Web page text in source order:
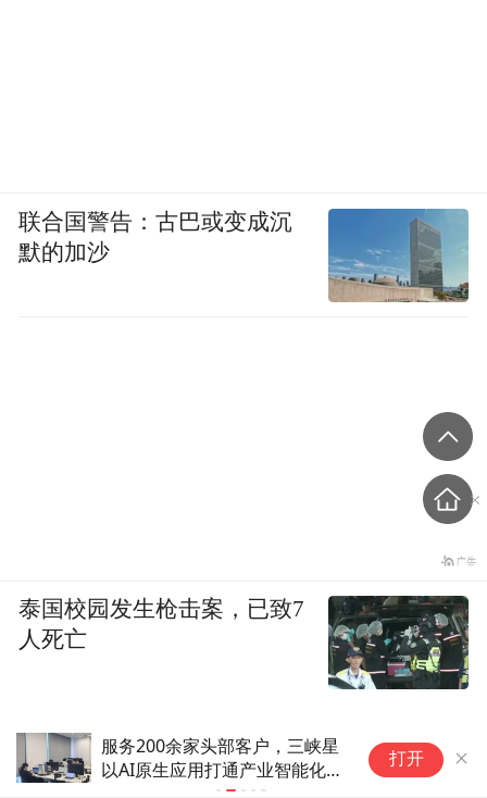
服务200余家头部客户，三峡星
以AI原生应用打通产业智能化
短
打开
联合国警告：古巴或变成沉
默的加沙
泰国校园发生枪击案，已致7
人死亡